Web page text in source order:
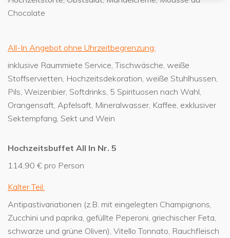
Chocolate
All-In Angebot ohne Uhrzeitbegrenzung:
inklusive Raummiete Service, Tischwäsche, weiße
Stoffservietten, Hochzeitsdekoration, weiße Stuhlhussen,
Pils, Weizenbier, Softdrinks, 5 Spirituosen nach Wahl,
Orangensaft, Apfelsaft, Mineralwasser, Kaffee, exklusiver
Sektempfang, Sekt und Wein
Hochzeitsbuffet All In Nr. 5
114,90 € pro Person
Kalter Teil:
Antipastivariationen (z.B. mit eingelegten Champignons,
Zucchini und paprika, gefüllte Peperoni, griechischer Feta,
schwarze und grüne Oliven), Vitello Tonnato, Rauchfleisch